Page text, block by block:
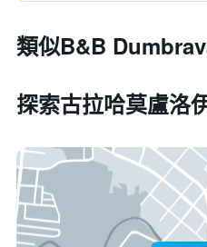
類似B&B
探索古拉哈莫盧洛